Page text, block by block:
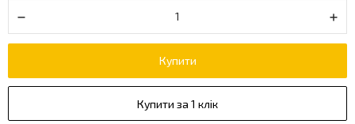
Купити
Купити за 1 клік